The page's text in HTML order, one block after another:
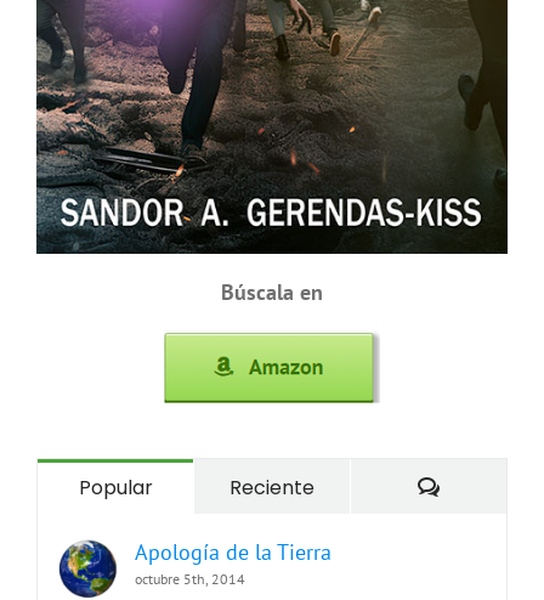
Búscala en
Popular Reciente
Apología de la Tierra
octubre 5th, 2014